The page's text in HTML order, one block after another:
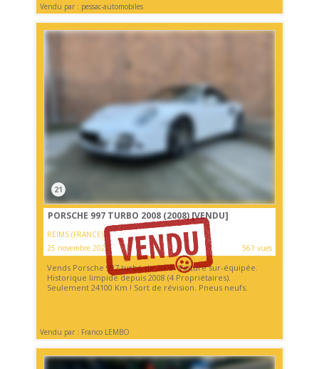
Vendu par : pessac-automobiles
21
PORSCHE 997 TURBO 2008 (2008)[VENDU]
REIMS (FRANCE)
25 novembre 2022
561 vues
Vends Porsche 997 turbo de 2008. Voiture sur-équipée.
Historique limpide depuis 2008 (4 Propriétaires).
Seulement 24100 Km ! Sort de révision. Pneus neufs.
Vendu par : Franco LEMBO